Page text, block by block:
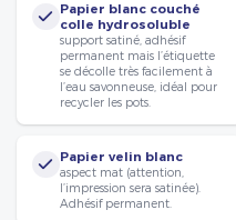
Papier blanc couché
colle hydrosoluble
support satiné, adhésif
permanent mais l’étiquette
se décolle très facilement à
l’eau savonneuse, idéal pour
recycler les pots.
Papier velin blanc
aspect mat (attention,
l’impression sera satinée).
Adhésif permanent.